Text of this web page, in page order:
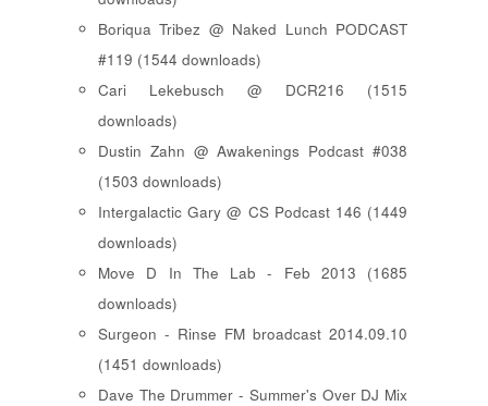
Boriqua Tribez @ Naked Lunch PODCAST
#119 (1544 downloads)
Cari Lekebusch @ DCR216 (1515
downloads)
Dustin Zahn @ Awakenings Podcast #038
(1503 downloads)
Intergalactic Gary @ CS Podcast 146 (1449
downloads)
Move D In The Lab - Feb 2013 (1685
downloads)
Surgeon - Rinse FM broadcast 2014.09.10
(1451 downloads)
Dave The Drummer - Summer's Over DJ Mix